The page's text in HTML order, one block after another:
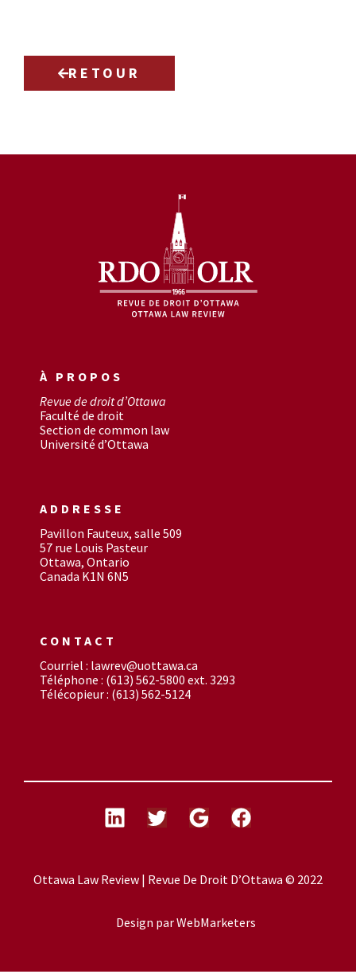
RETOUR
À PROPOS
Revue de droit d’Ottawa
Faculté de droit
Section de common law
Université d’Ottawa
ADDRESSE
Pavillon Fauteux, salle 509
57 rue Louis Pasteur
Ottawa, Ontario
Canada K1N 6N5
CONTACT
Courriel : lawrev@uottawa.ca
Téléphone : (613) 562-5800 ext. 3293
Télécopieur : (613) 562-5124
Ottawa Law Review | Revue De Droit D’Ottawa © 2022
Design parWebMarketers